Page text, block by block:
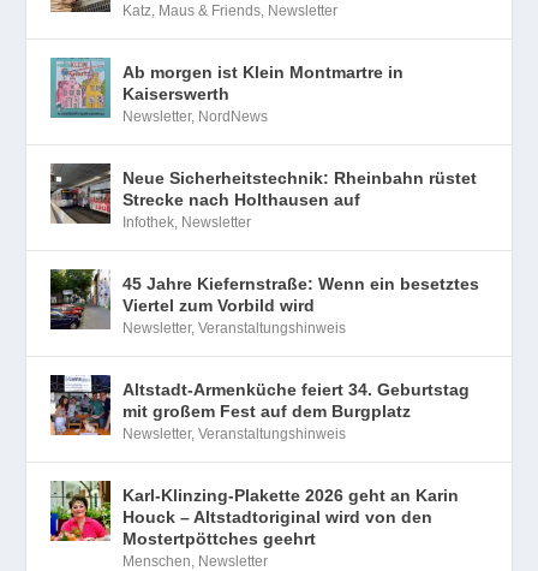
Katz, Maus & Friends Newsletter
Ab morgen ist Klein Montmartre in
Kaiserswerth
Newsletter, NordNews
Neue Sicherheitstechnik: Rheinbahn rüstet
Strecke nach Holthausen auf
Infothek Newsletter
45 Jahre Kiefernstraße: Wenn ein besetztes
Viertel zum Vorbild wird
Newsletter,Veranstaltungshinweis
Altstadt-Armenküche feiert 34. Geburtstag
mit großem Fest auf dem Burgplatz
Newsletter,Veranstaltungshinweis
Karl-Klinzing-Plakette 2026 geht an Karin
Houck – Altstadtoriginal wird von den
Mostertpöttches geehrt
Menschen Newsletter